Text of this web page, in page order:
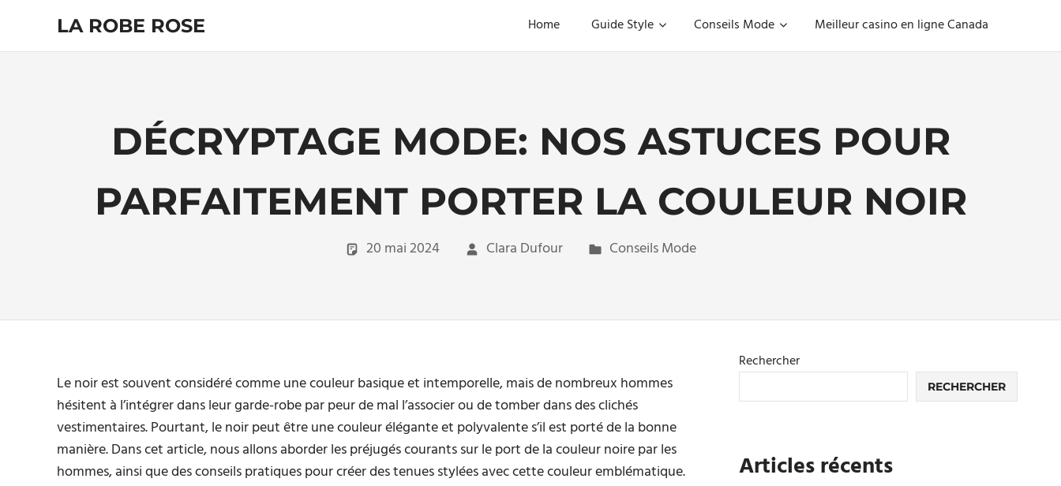
content
LA ROBE ROSE Home Guide Style Conseils Mode Meilleur casino en ligne Canada
DÉCRYPTAGE MODE: NOS ASTUCES POUR
PARFAITEMENT PORTER LA COULEUR NOIR
20 mai 2024 Clara Dufour Conseils Mode
Le noir est souvent considéré comme une couleur basique et intemporelle, mais de nombreux hommes
hésitent à l’intégrer dans leur garde-robe par peur de mal l’associer ou de tomber dans des clichés
vestimentaires. Pourtant, le noir peut être une couleur élégante et polyvalente s’il est porté de la bonne
manière. Dans cet article, nous allons aborder les préjugés courants sur le port de la couleur noire par les
hommes, ainsi que des conseils pratiques pour créer des tenues stylées avec cette couleur emblématique.
Rechercher
RECHERCHER
Articles récents